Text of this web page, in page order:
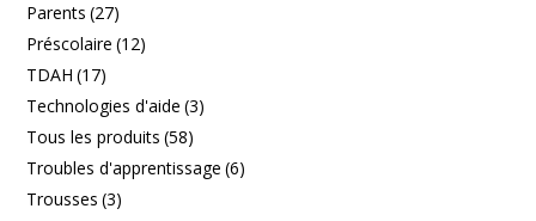
Parents (27)
Préscolaire (12)
TDAH (17)
Technologies d'aide (3)
Tous les produits (58)
Troubles d'apprentissage (6)
Trousses (3)